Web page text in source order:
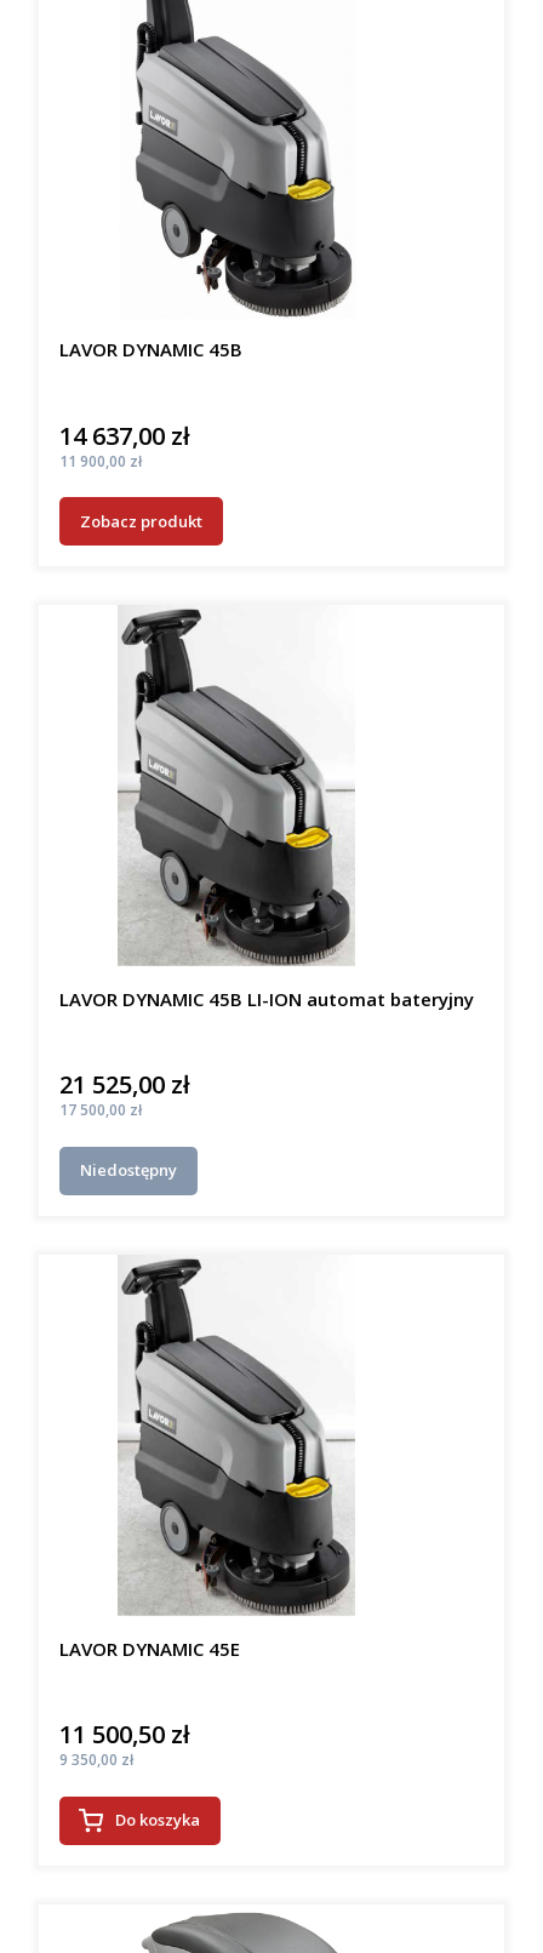
LAVOR DYNAMIC 45B
Cena
14 637,00 zł
Cena
11 900,00 zł
Zobacz produkt
LAVOR DYNAMIC 45B LI-ION automat bateryjny
Cena
21 525,00 zł
Cena
17 500,00 zł
Niedostępny
LAVOR DYNAMIC 45E
Cena
11 500,50 zł
Cena
9 350,00 zł
Do koszyka